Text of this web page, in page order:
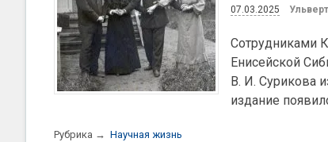
07.03.2025
Сотрудниками
Енисейской
В. И. Сурикова
издание
Рубрика → Научная жизнь